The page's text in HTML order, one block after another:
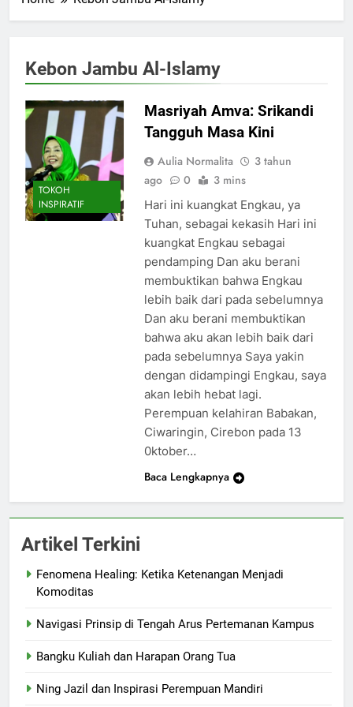
Kebon Jambu Al-Islamy
TOKOH
INSPIRATIF
Masriyah Amva: Srikandi
Tangguh Masa Kini
Aulia Normalita
3 tahun
ago
0 3 mins
Hari ini kuangkat Engkau, ya
Tuhan, sebagai kekasih Hari ini
kuangkat Engkau sebagai
pendamping Dan aku berani
membuktikan bahwa Engkau
lebih baik dari pada sebelumnya
Dan aku berani membuktikan
bahwa aku akan lebih baik dari
pada sebelumnya Saya yakin
dengan didampingi Engkau, saya
akan lebih hebat lagi.
Perempuan kelahiran Babakan,
Ciwaringin, Cirebon pada 13
0ktober…
Baca Lengkapnya
Artikel Terkini
Fenomena Healing: Ketika Ketenangan Menjadi
Komoditas
Navigasi Prinsip di Tengah Arus Pertemanan Kampus
Bangku Kuliah dan Harapan Orang Tua
Ning Jazil dan Inspirasi Perempuan Mandiri